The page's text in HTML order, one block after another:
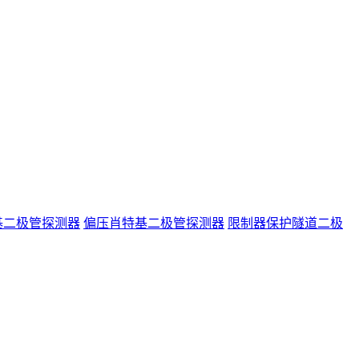
极管探测器 偏压肖特基二极管探测器 限制器保护隧道二极